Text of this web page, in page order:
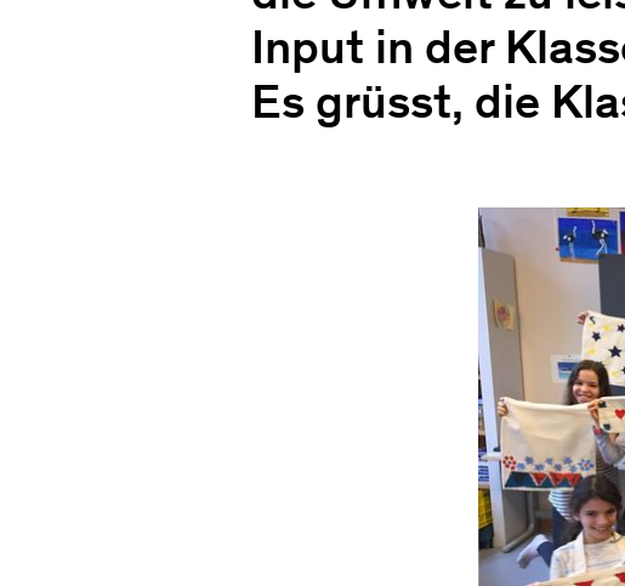
Input in der
Es grüsst, die